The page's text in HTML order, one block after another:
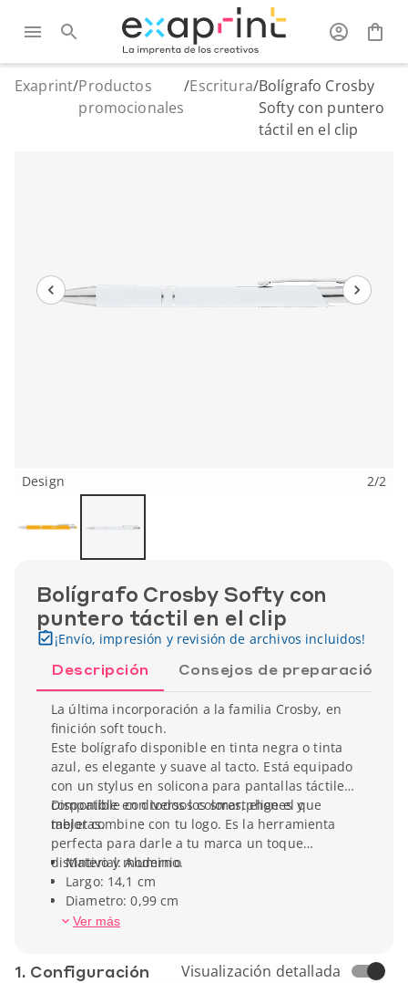
Exaprint/Productos
promocionales
/Escritura/Bolígrafo Crosby
Softy con puntero
táctil en el clip
Design 2/2
Bolígrafo Crosby Softy con
puntero táctil en el clip
¡Envío, impresión y revisión de archivos incluidos!
Descripción Consejos de preparación
La última incorporación a la familia Crosby, en
ﬁnición soft touch.
Este bolígrafo disponible en tinta negra o tinta
azul, es elegante y suave al tacto. Está equipado
con un stylus en solicona para pantallas táctile,
compatible con todos los smartphones y
tabletas.
Disponible en diversos colores, elige el que
mejor combine con tu logo. Es la herramienta
perfecta para darle a tu marca un toque
distintivo y moderno.
Material: Aluminio
Largo: 14,1 cm
Diametro: 0,99 cm
Peso unitario: 18,14 gr
Ver más
1. Conf­iguración Visualización detallada